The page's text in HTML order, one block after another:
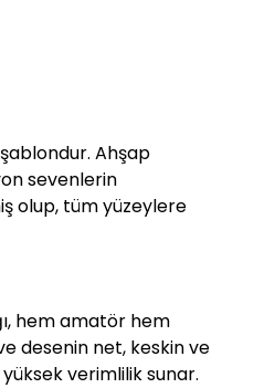
Ahşap
sevenlerin
olup, tüm yüzeylere
hem amatör hem
desenin net, keskin ve
verimlilik sunar.